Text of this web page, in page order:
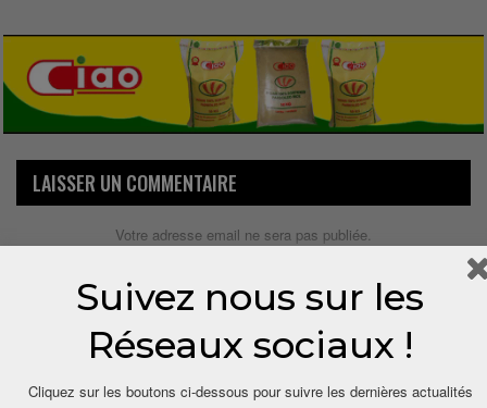
LAISSER UN COMMENTAIRE
Votre adresse email ne sera pas publiée.
Suivez nous sur les
Réseaux sociaux !
Cliquez sur les boutons ci-dessous pour suivre les dernières actualités